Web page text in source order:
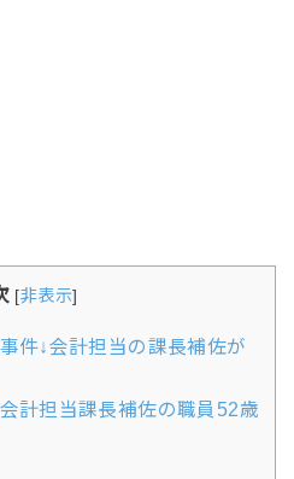
[非表示]
件↓会計担当の課長補佐が
計担当課長補佐の職員52歳